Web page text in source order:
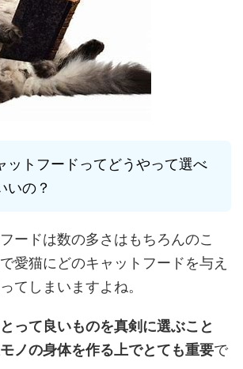
ットフードってどうやって選べ
いの？
ードは数の多さはもちろんのこ
愛猫にどのキャットフードを与え
てしまいますよね。
って良いものを真剣に選ぶこと
ノの身体を作る上でとても重要で